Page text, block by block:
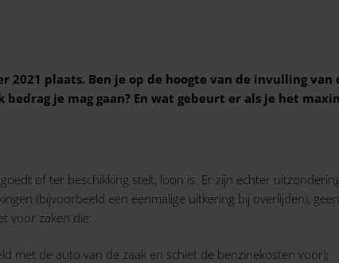
plaats. Ben je op de hoogte van de invulling van
je mag gaan? En wat gebeurt er als je het
of ter beschikking stelt, loon is. Er zijn echter
(bijvoorbeeld een eenmalige uitkering bij overlijden),
voor zaken die:
de auto van de zaak en schiet de benzinekosten voor);